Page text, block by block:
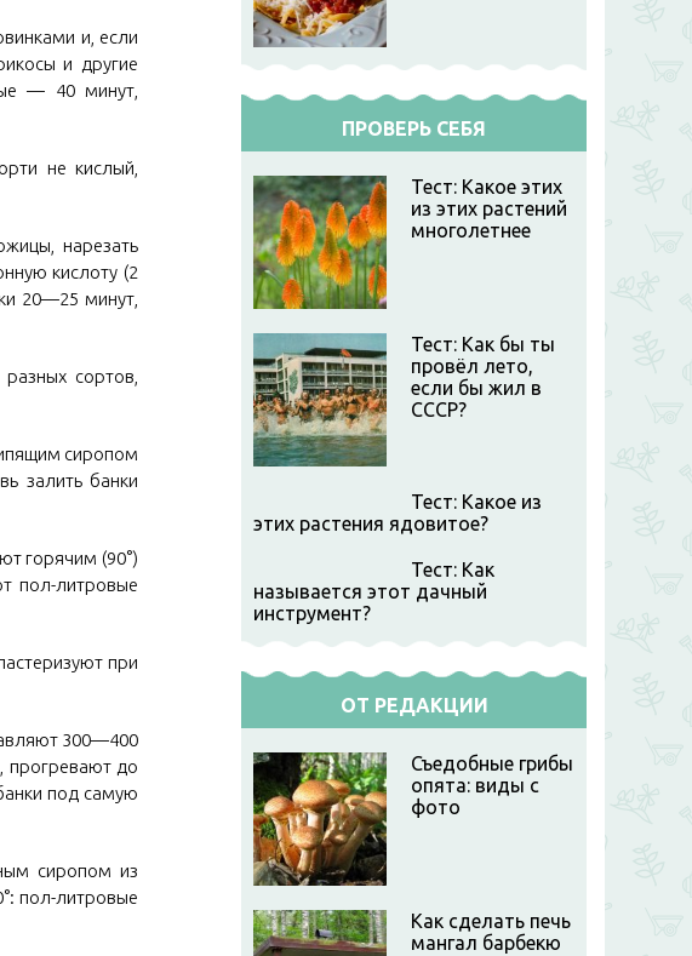
и, если
и другие
— 40 минут,
не кислый,
нарезать
кислоту (2
20—25 минут,
сортов,
сиропом
залить банки
горячим (90°)
пол-литровые
при
300—400
прогревают до
под самую
сиропом из
пол-литровые
ПРОВЕРЬ СЕБЯ
Тест: Какое этих
из этих растений
многолетнее
Тест: Как бы ты
провёл лето,
если бы жил в
СССР?
Тест: Какое из
этих растения ядовитое?
Тест: Как
называется этот дачный
инструмент?
ОТ РЕДАКЦИИ
Съедобные грибы
опята: виды с
фото
Как сделать печь
мангал барбекю